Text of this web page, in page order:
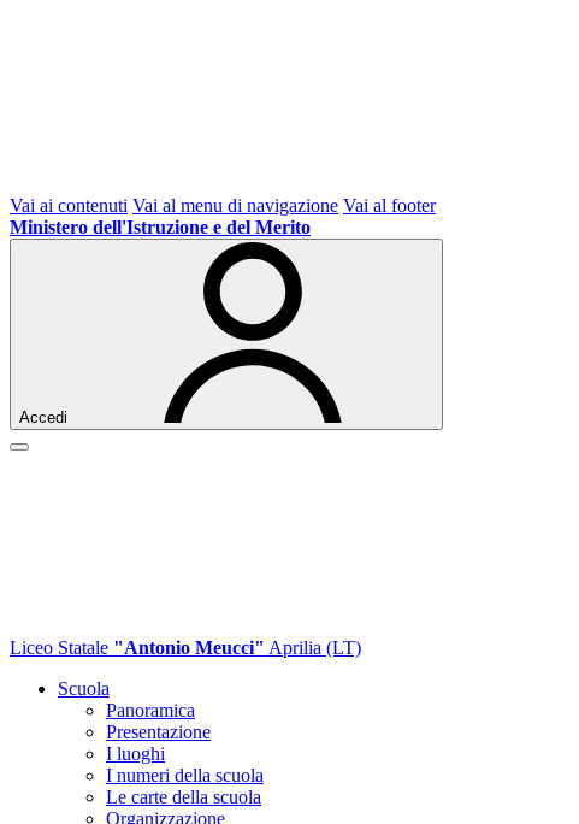
Vai ai contenuti Vai al menu di navigazione Vai al footer
Ministero dell'Istruzione e del Merito
Accedi
Liceo Statale "Antonio Meucci" Aprilia (LT)
Scuola
Panoramica
Presentazione
I luoghi
I numeri della scuola
Le carte della scuola
Organizzazione